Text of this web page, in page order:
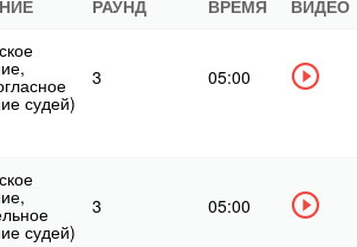
РАУНД ВРЕМЯ
ВИДЕО
судей)
3 05:00
судей)
3 05:00